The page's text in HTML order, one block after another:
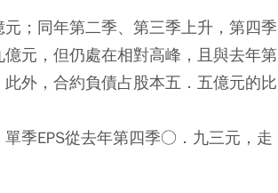
；同年第二季、第三季上升，第四季
元，但仍處在相對高峰，且與去年第
外，合約負債占股本五．五億元的比
季EPS從去年第四季○．九三元，走